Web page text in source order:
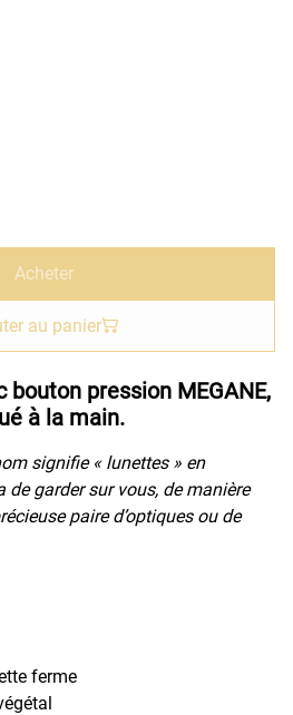
Acheter
au panier
bouton pression MEGANE,
à la main.
signifie « lunettes » en
de garder sur vous, de manière
paire d’optiques ou de
ferme